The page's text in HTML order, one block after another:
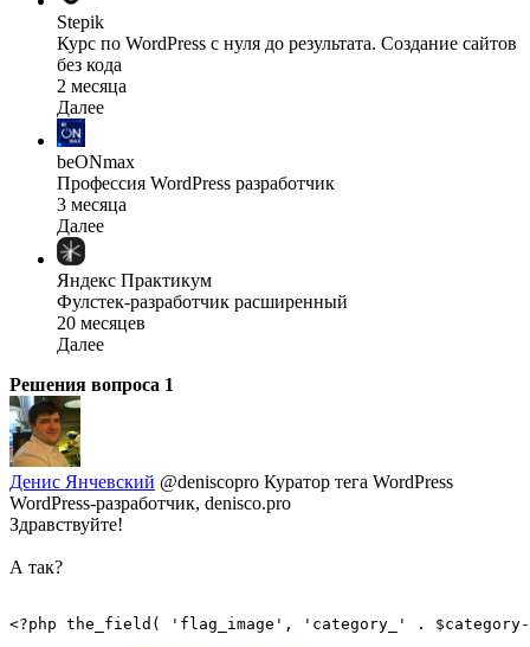
Stepik
Курс по WordPress с нуля до результата. Создание сайтов
без кода
2 месяца
Далее
beONmax
Профессия WordPress разработчик
3 месяца
Далее
Яндекс Практикум
Фулстек-разработчик расширенный
20 месяцев
Далее
Решения вопроса 1
Денис Янчевский @deniscopro Куратор тега WordPress
WordPress-разработчик, denisco.pro
Здравствуйте!
А так?
<?php the_field( 'flag_image', 'category_' .